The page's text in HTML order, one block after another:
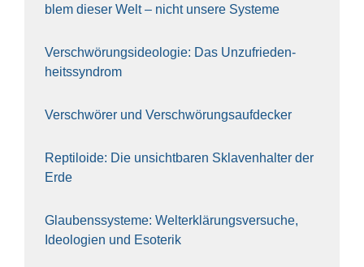
blem die­ser Welt – nicht unse­re Sys‍te‍me
Ver­schwö­rungs­ideo­lo­gie: Das Unzufrieden­
heitssyndrom
Ver­schwö­rer und Verschwörungs­aufdecker
Rep­ti­lo­ide: Die unsicht­ba­ren Skla­ven­hal­ter der
Erde
Glau­bens­sys­te­me: Welt­erklä­rungs­ver­su­che,
Ideo­lo­gien und Eso­te­rik